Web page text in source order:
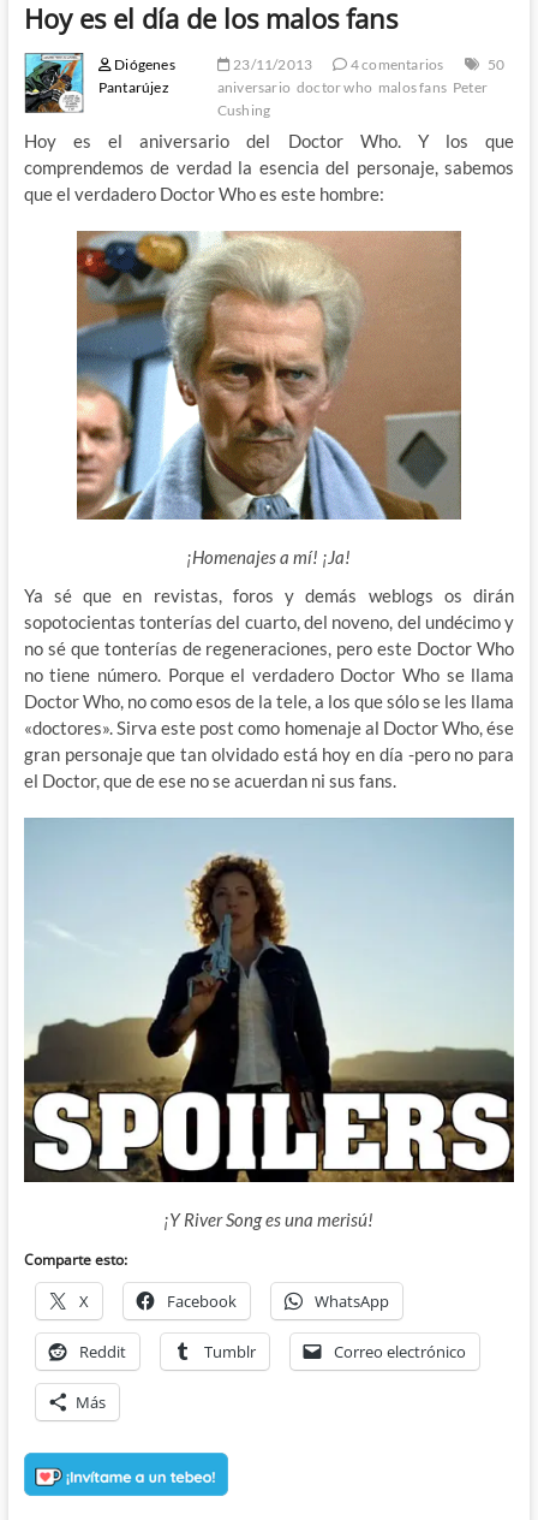
Hoy es el día de los malos fans
Diógenes
Pantarújez
23/11/2013 4 comentarios
50
aniversario doctor who malos fans Peter
Cushing
Hoy es el aniversario del Doctor Who. Y los que
comprendemos de verdad la esencia del personaje, sabemos
que el verdadero Doctor Who es este hombre:
¡Homenajes a mí! ¡Ja!
Ya sé que en revistas, foros y demás weblogs os dirán
sopotocientas tonterías del cuarto, del noveno, del undécimo y
no sé que tonterías de regeneraciones, pero este Doctor Who
no tiene número. Porque el verdaderoDoctor Who se llama
Doctor Who, no como esos de la tele, a los que sólo se les llama
«doctores». Sirva este post como homenaje al Doctor Who, ése
gran personaje que tan olvidado está hoy en día -pero no para
el Doctor, que de ese no se acuerdan ni sus fans.
¡Y River Song es una merisú!
Comparte esto:
X Facebook WhatsApp
Reddit Tumblr Correo electrónico
Más